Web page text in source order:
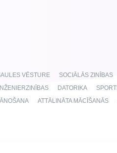
VĒSTURE SOCIĀLĀS ZINĪBAS
INŽENIERZINĪBAS DATORIKA
ATTĀLINĀTA MĀCĪŠANĀS